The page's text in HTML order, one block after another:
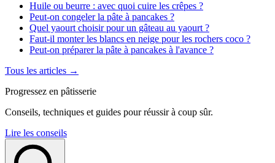
Huile ou beurre : avec quoi cuire les crêpes ?
Peut-on congeler la pâte à pancakes ?
Quel yaourt choisir pour un gâteau au yaourt ?
Faut-il monter les blancs en neige pour les rochers coco ?
Peut-on préparer la pâte à pancakes à l'avance ?
Tous les articles →
Progressez en pâtisserie
Conseils, techniques et guides pour réussir à coup sûr.
Lire les conseils